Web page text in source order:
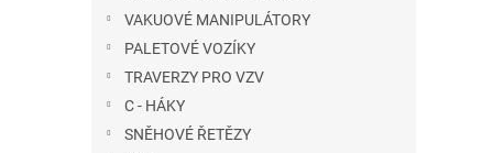
VAKUOVÉ MANIPULÁTORY
PALETOVÉ VOZÍKY
TRAVERZY PRO VZV
C - HÁKY
SNĚHOVÉ ŘETĚZY